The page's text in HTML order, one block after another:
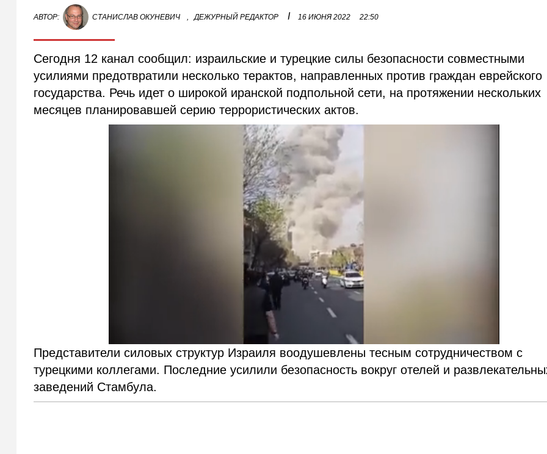
АВТОР: СТАНИСЛАВ ОКУНЕВИЧ , ДЕЖУРНЫЙ РЕДАКТОР I 16 ИЮНЯ 2022 22:50
Сегодня 12 канал сообщил: израильские и турецкие силы безопасности совместными
усилиями предотвратили несколько терактов, направленных против граждан еврейского
государства. Речь идет о широкой иранской подпольной сети, на протяжении нескольких
месяцев планировавшей серию террористических актов.
Представители силовых структур Израиля воодушевлены тесным сотрудничеством с
турецкими коллегами. Последние усилили безопасность вокруг отелей и
заведений Стамбула.